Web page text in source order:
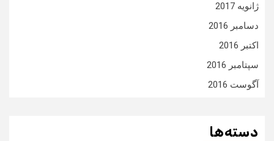
ژانویه 2017
دسامبر 2016
اکتبر 2016
سپتامبر 2016
آگوست 2016
دسته‌ها